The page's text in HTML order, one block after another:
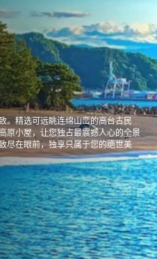
。精选可远眺连绵山峦的高台古民
原小屋，让您独占最震撼人心的全景
尽在眼前，独享只属于您的绝世美